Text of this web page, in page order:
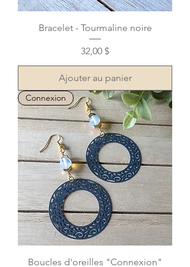
Bracelet - Tourmaline noire
Prix
32,00 $
Ajouter au panier
Connexion
Boucles d'oreilles "Connexion"